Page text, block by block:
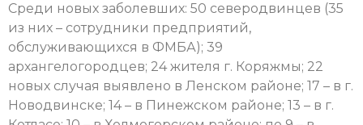
Среди новых заболевших: 50 северодвинцев (35
из них – сотрудники предприятий,
обслуживающихся в ФМБА); 39
архангелогородцев; 24 жителя г. Коряжмы; 22
новых случая выявлено в Ленском районе; 17 – в г.
Новодвинске; 14 – в Пинежском районе; 13 – в г.